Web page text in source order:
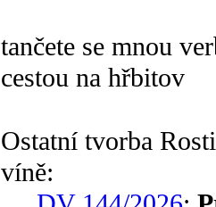
tančete se mnou
cestou na hřbitov
Ostatní tvorba
víně: